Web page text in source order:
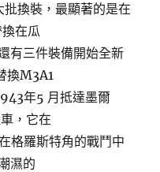
換裝，最顯著的是在
在瓜
有三件裝備開始全新
換M3A1
年5 月抵達墨爾
，它在
格羅斯特角的戰鬥中
濕的